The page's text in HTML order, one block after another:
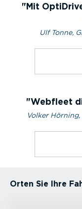
Mit
Ulf Tonne,
Webfleet
Volker
Orten Sie Ihre